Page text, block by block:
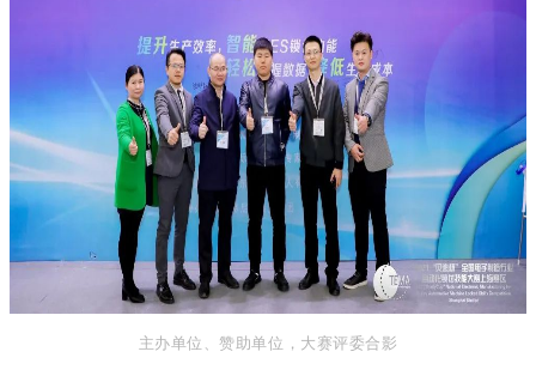
主办单位、赞助单位，大赛评委合影